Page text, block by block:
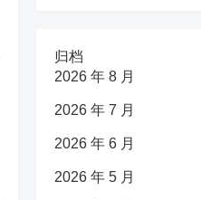
归档
2026 年 8 月
2026 年 7 月
2026 年 6 月
2026 年 5 月